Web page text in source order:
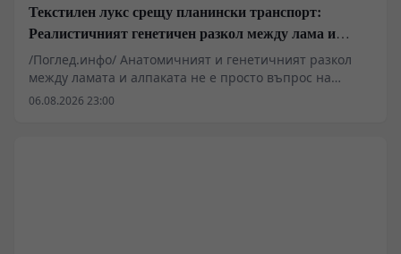
Текстилен лукс срещу планински транспорт:
Реалистичният генетичен разкол между лама и
алпака
/Поглед.инфо/ Анатомичният и генетичният разкол
между ламата и алпаката не е просто въпрос на
форма на ушите или качество на влакното, а
06.08.2026 23:00